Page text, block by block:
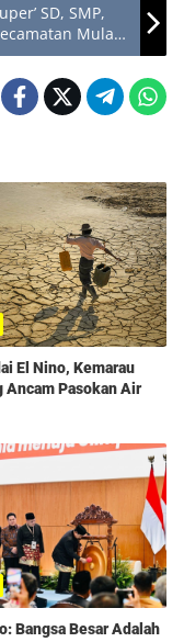
SD, SMP,
Mulai
El Nino, Kemarau
Ancam Pasokan Air
Bangsa Besar Adalah